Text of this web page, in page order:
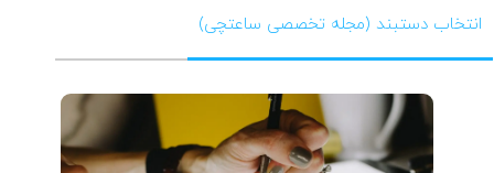
انتخاب دستبند (مجله تخصصی ساعتچی)